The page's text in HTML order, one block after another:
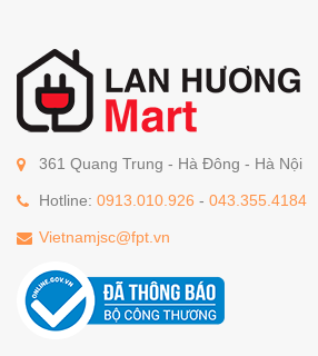
361 Quang Trung - Hà Đông - Hà Nội
Hotline: 0913.010.926 - 043.355.4184
Vietnamjsc@fpt.vn